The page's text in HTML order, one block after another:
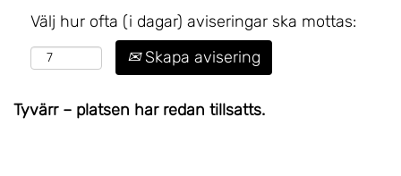
Välj hur ofta (i dagar) aviseringar ska mottas:
Skapa avisering
Tyvärr – platsen har redan tillsatts.